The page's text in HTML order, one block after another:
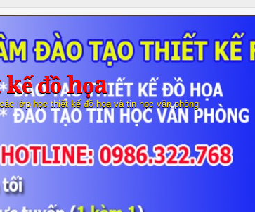
đồ họa
lớp học thiết kế đồ họa và tin học văn phòng